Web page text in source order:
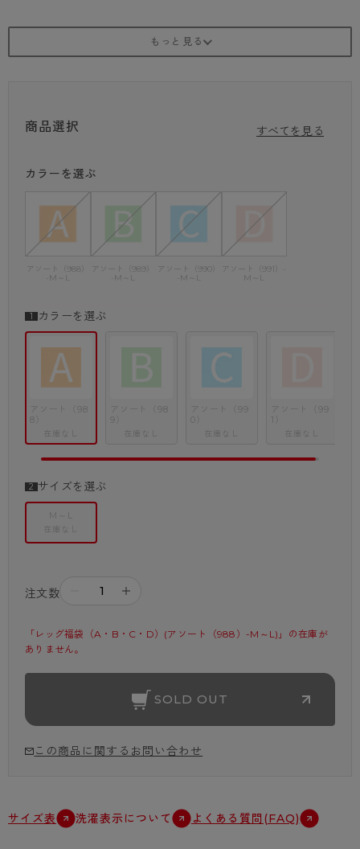
薄手タイツやストッキングのセットです。
～ご留意事項～
※中身のご指定はできませんのでご了承ください。
※複数個お買い上げの場合は内容が重複する可能性がございます。
※当店で通常販売されている商品と同じ商品が入る可能性がございます。
※特別セットのため不良品以外の返品・交換は対応いたしかねます。
商品選択 すべてを見る
カラーを選ぶ
アソート（988）
-M～L
アソート（989）
-M～L
アソート（990）
-M～L
アソート（991）-
M～L
カラーを選ぶ
アソート（98
8）
在庫なし
アソート（98
9）
在庫なし
アソート（99
在庫なし
アソート（99
1）
在庫なし
サイズを選ぶ
M～L
在庫なし
注文数 ＋
「レッグ福袋（A・B・C・D）(アソート（988）-M～L)」の在庫が
ありません。
SOLD OUT
この商品に関するお問い合わせ
サイズ表 洗濯表示について よくある質問(FAQ)